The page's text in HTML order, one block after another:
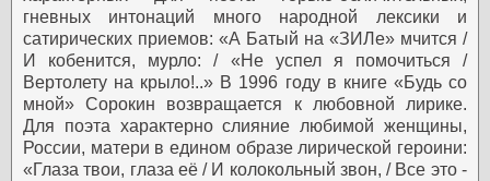
гневных интонаций много народной лексики и
сатирических приемов: «А Батый на «ЗИЛе» мчится /
И кобенится, мурло: / «Не успел я помочиться /
Вертолету на крыло!..» В 1996 году в книге «Будь со
мной» Сорокин возвращается к любовной лирике.
Для поэта характерно слияние любимой женщины,
России, матери в едином образе лирической героини:
«Глаза твои, глаза её / И колокольный звон, / Все это -